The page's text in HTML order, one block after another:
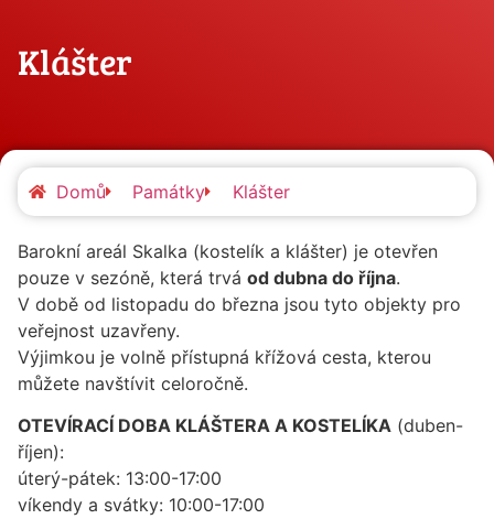
Klášter
Domů Památky Klášter
Barokní areál Skalka (kostelík a klášter) je otevřen
pouze v sezóně, která trvá od dubna do října.
V době od listopadu do března jsou tyto objekty pro
veřejnost uzavřeny.
Výjimkou je volně přístupná křížová cesta, kterou
můžete navštívit celoročně.
OTEVÍRACÍ DOBA KLÁŠTERA A KOSTELÍKA (duben-
říjen):
úterý-pátek: 13:00-17:00
víkendy a svátky: 10:00-17:00